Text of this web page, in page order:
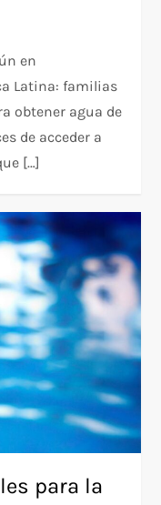
en
Latina: familias
obtener agua de
de acceder a
[…]
para la